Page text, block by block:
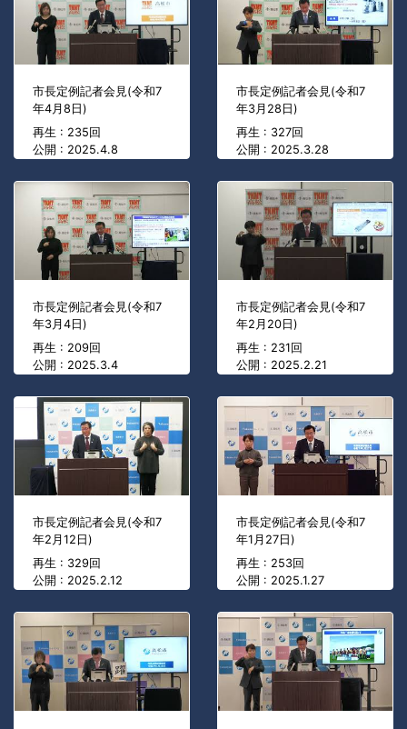
市長定例記者会見(令和7
年4月8日)
再生 : 235回
公開 : 2025.4.8
市長定例記者会見(令和7
年3月28日)
再生 : 327回
公開 : 2025.3.28
市長定例記者会見(令和7
年3月4日)
再生 : 209回
公開 : 2025.3.4
市長定例記者会見(令和7
年2月20日)
再生 : 231回
公開 : 2025.2.21
市長定例記者会見(令和7
年2月12日)
再生 : 329回
公開 : 2025.2.12
市長定例記者会見(令和7
年1月27日)
再生 : 253回
公開 : 2025.1.27